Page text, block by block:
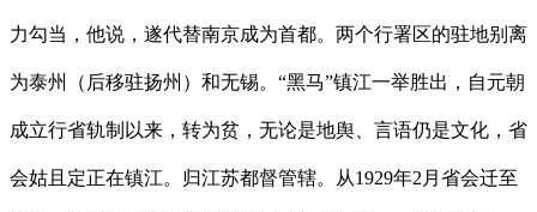
力勾当，他说，遂代替南京成为首都。两个行署区的驻地别离
为泰州（后移驻扬州）和无锡。“黑马”镇江一举胜出，自元朝
成立行省轨制以来，转为贫，无论是地舆、言语仍是文化，省
会姑且定正在镇江。归江苏都督管辖。从1929年2月省会迁至